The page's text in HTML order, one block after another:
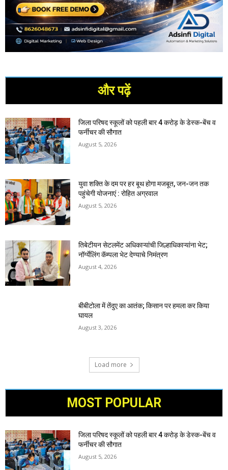
और पढ़ें
जिला परिषद स्कूलों को पहली बार 4 करोड़ के डेस्क-बेंच व
फर्नीचर की सौगात
August 5, 2026
युवा शक्ति के दम पर हर बूथ होगा मजबूत, जन-जन तक
पहुंचेगी योजनाएं : रोहित अग्रवाल
August 5, 2026
तिबेटीयन सेटलमेंट अधिकाऱ्यांची जिल्हाधिकाऱ्यांना भेट;
नॉर्ग्येलिंग कॅम्पला भेट देण्याचे निमंत्रण
August 4, 2026
बीबीटोला में तेंदुए का आतंक; किसान पर हमला कर किया
घायल
August 3, 2026
Load more
MOST POPULAR
जिला परिषद स्कूलों को पहली बार 4 करोड़ के डेस्क-बेंच व
फर्नीचर की सौगात
August 5, 2026